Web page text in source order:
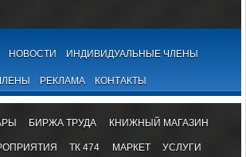
НОВОСТИ ИНДИВИДУАЛЬНЫЕ ЧЛЕНЫ
РЕКЛАМА КОНТАКТЫ
БИРЖА ТРУДА КНИЖНЫЙ МАГАЗИН
ТК 474 МАРКЕТ УСЛУГИ